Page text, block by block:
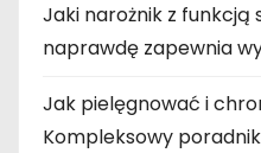
Jaki narożnik z funkcją
naprawdę zapewnia
Jak pielęgnować i
Kompleksowy poradnik